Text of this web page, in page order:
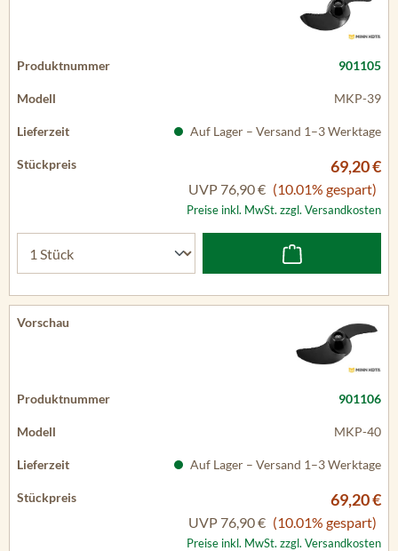
901105
MKP-39
Auf Lager – Versand 1–3 Werktage
69,20 €
UVP 76,90 € (10.01% gespart)
Preise inkl. MwSt. zzgl. Versandkosten
901106
MKP-40
Auf Lager – Versand 1–3 Werktage
69,20 €
UVP 76,90 € (10.01% gespart)
Preise inkl. MwSt. zzgl. Versandkosten